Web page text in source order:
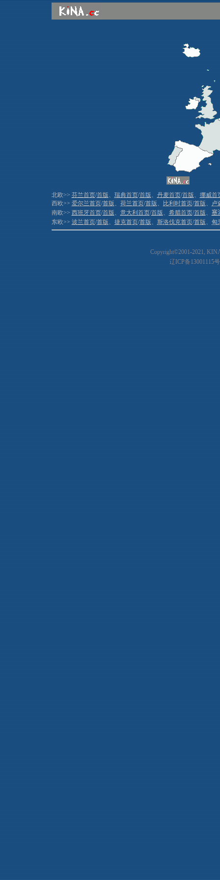
北欧>>芬兰首页/首版、瑞典首页/首版、丹麦首页/首版、挪威首
西欧>>爱尔兰首页/首版、荷兰首页/首版、比利时首页/首版、卢
南欧>>西班牙首页/首版、意大利首页/首版、希腊首页/首版、塞
东欧>>波兰首页/首版、捷克首页/首版、斯洛伐克首页/首版、匈
Copyright©2001-2021,
辽ICP备13001115